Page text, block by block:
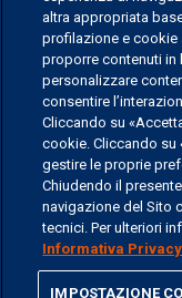
SEDI
CONTATTI
FAQ
LAVORA
©2026 ERSEL
altra appropriata
profilazione e cookie
proporre contenuti in
personalizzare
consentire
Cliccando su
cookie. Cliccando
gestire le proprie
Chiudendo il
navigazione del Sito
tecnici. Per ulteriori
Informativa Privacy
IMPOSTAZIONE